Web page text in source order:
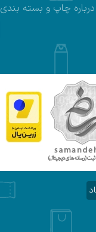
چاپ و بسته بندی